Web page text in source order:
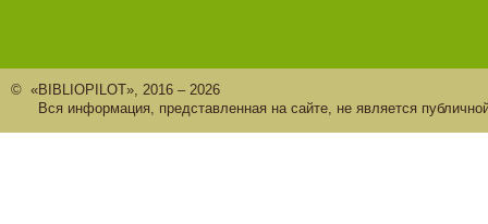
© «BIBLIOPILOT», 2016 – 2026
Вся информация, представленная на сайте, не является